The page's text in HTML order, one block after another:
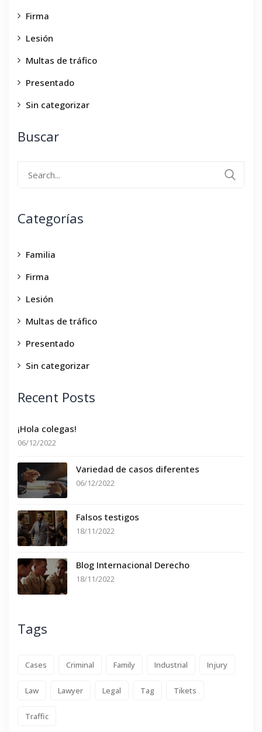
Firma
Lesión
Multas de tráfico
Presentado
Sin categorizar
Buscar
Categorías
Familia
Firma
Lesión
Multas de tráfico
Presentado
Sin categorizar
Recent Posts
¡Hola colegas!
06/12/2022
Variedad de casos diferentes
06/12/2022
Falsos testigos
18/11/2022
Blog Internacional Derecho
18/11/2022
Tags
Cases Criminal Family Industrial Injury
Law Lawyer Legal Tag Tikets
Traffic